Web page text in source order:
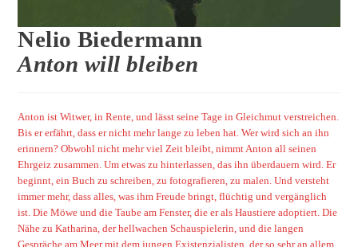
Nelio Biedermann
Anton will bleiben
Anton ist Witwer, in Rente, und lässt seine Tage in Gleichmut verstreichen.
Bis er erfährt, dass er nicht mehr lange zu leben hat. Wer wird sich an ihn
erinnern? Obwohl nicht mehr viel Zeit bleibt, nimmt Anton all seinen
Ehrgeiz zusammen. Um etwas zu hinterlassen, das ihn überdauern wird. Er
beginnt, ein Buch zu schreiben, zu fotografieren, zu malen. Und versteht
immer mehr, dass alles, was ihm Freude bringt, flüchtig und vergänglich
ist. Die Möwe und die Taube am Fenster, die er als Haustiere adoptiert. Die
Nähe zu Katharina, der hellwachen Schauspielerin, und die langen
Gespräche am Meer mit dem jungen Existenzialisten, der so sehr an allem